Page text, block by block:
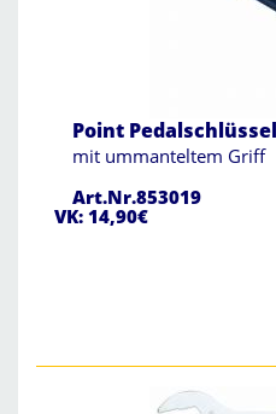
Point Pedalschlüssel
mit ummanteltem Griff
Art.Nr.853019
VK: 14,90€